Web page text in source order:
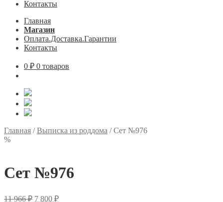
Контакты
Главная
Магазин
Оплата.Доставка.Гарантии
Контакты
0 ₽ 0 товаров
Главная /Выписка из роддома /Сет №976
%
Сет №976
11 966₽ Первоначальная
7 800 ₽Текущая